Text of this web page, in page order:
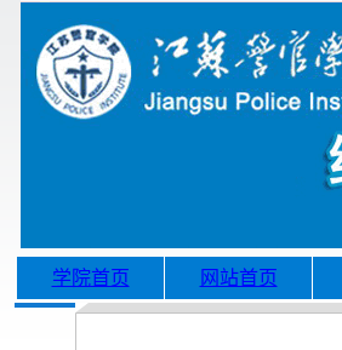
学院首页 网站首页